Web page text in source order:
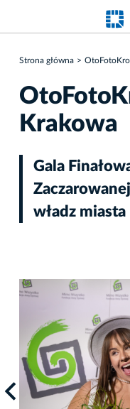
Strona główna
Krakowa
Gala
władz